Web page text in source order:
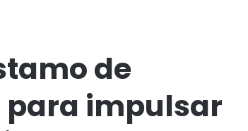
de
para impulsar